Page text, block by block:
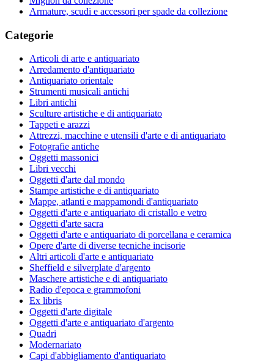
Armature, scudi e accessori per spade da collezione
Categorie
Articoli di arte e antiquariato
Arredamento d'antiquariato
Antiquariato orientale
Strumenti musicali antichi
Libri antichi
Sculture artistiche e di antiquariato
Tappeti e arazzi
Attrezzi, macchine e utensili d'arte e di antiquariato
Fotografie antiche
Oggetti massonici
Libri vecchi
Oggetti d'arte dal mondo
Stampe artistiche e di antiquariato
Mappe, atlanti e mappamondi d'antiquariato
Oggetti d'arte e antiquariato di cristallo e vetro
Oggetti d'arte sacra
Oggetti d'arte e antiquariato di porcellana e ceramica
Opere d'arte di diverse tecniche incisorie
Altri articoli d'arte e antiquariato
Sheffield e silverplate d'argento
Maschere artistiche e di antiquariato
Radio d'epoca e grammofoni
Ex libris
Oggetti d'arte digitale
Oggetti d'arte e antiquariato d'argento
Quadri
Modernariato
Capi d'abbigliamento d'antiquariato